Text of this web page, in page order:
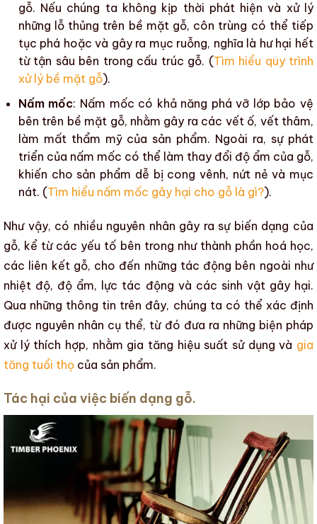
gỗ. Nếu chúng ta không kịp thời phát hiện và xử lý
những lỗ thủng trên bề mặt gỗ, côn trùng có thể tiếp
tục phá hoặc và gây ra mục ruỗng, nghĩa là hư hại hết
từ tận sâu bên trong cấu trúc gỗ. (Tìm hiểu quy trình
xử lý bề mặt gỗ).
Nấm mốc: Nấm mốc có khả năng phá vỡ lớp bảo vệ
bên trên bề mặt gỗ, nhằm gây ra các vết ố, vết thâm,
làm mất thẩm mỹcủa sản phẩm. Ngoài ra, sự phát
triển của nấm mốc có thể làm thay đổi độ ẩm của gỗ,
khiến cho sản phẩm dễ bị cong vênh, nứt nẻ và mục
nát. (Tìm hiểu nấm mốc gây hại cho gỗ là gì?).
Như vậy, có nhiều nguyên nhân gây ra sự biến dạng của
gỗ, kể từ các yếu tố bên trong như thành phần hoá học,
các liên kết gỗ, cho đến những tác động bên ngoài như
nhiệt độ, độ ẩm, lực tác động và các sinh vật gây hại.
Qua những thông tin trên đây, chúng ta có thể xác định
được nguyên nhân cụ thể, từ đó đưa ra những biện pháp
xử lý thích hợp, nhằm gia tăng hiệu suất sử dụng và gia
tăng tuổi thọ của sản phẩm.
Tác hại của việc biến dạng gỗ.